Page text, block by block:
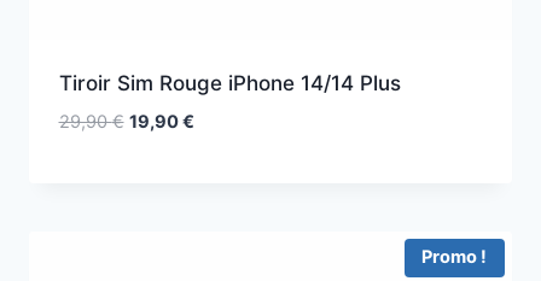
Tiroir Sim Rouge iPhone 14/14 Plus
29,90€ 19,90€
Promo !